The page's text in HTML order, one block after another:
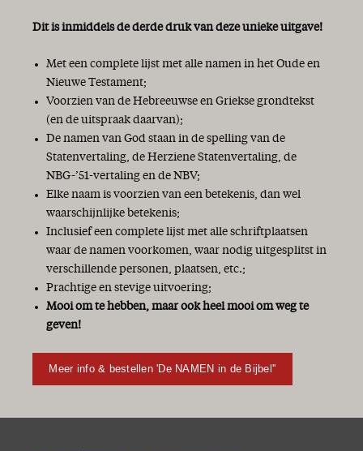
Dit is inmiddels de derde druk van deze unieke uitgave!
Met een complete lijst met alle namen in het Oude en
Nieuwe Testament;
Voorzien van de Hebreeuwse en Griekse grondtekst
(en de uitspraak daarvan);
De namen van God staan in de spelling van de
Statenvertaling, de Herziene Statenvertaling, de
NBG-’51-vertaling en de NBV;
Elke naam is voorzien van een betekenis, dan wel
waarschijnlijke betekenis;
Inclusief een complete lijst met alle schriftplaatsen
waar de namen voorkomen, waar nodig uitgesplitst in
verschillende personen, plaatsen, etc.;
Prachtige en stevige uitvoering;
Mooi om te hebben, maar ook heel mooi om weg te
geven!
Meer info & bestellen 'De NAMEN in de Bijbel''